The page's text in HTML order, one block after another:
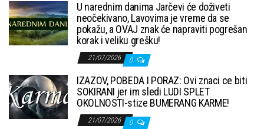
U narednim danima Jarčevi će doživeti
neočekivano, Lavovima je vreme da se
pokažu, a OVAJ znak će napraviti pogrešan
korak i veliku grešku!
21/07/2026 0
IZAZOV, POBEDA I PORAZ: Ovi znaci ce biti
SOKIRANI jer im sledi LUDI SPLET
OKOLNOSTI-stize BUMERANG KARME!
21/07/2026 0